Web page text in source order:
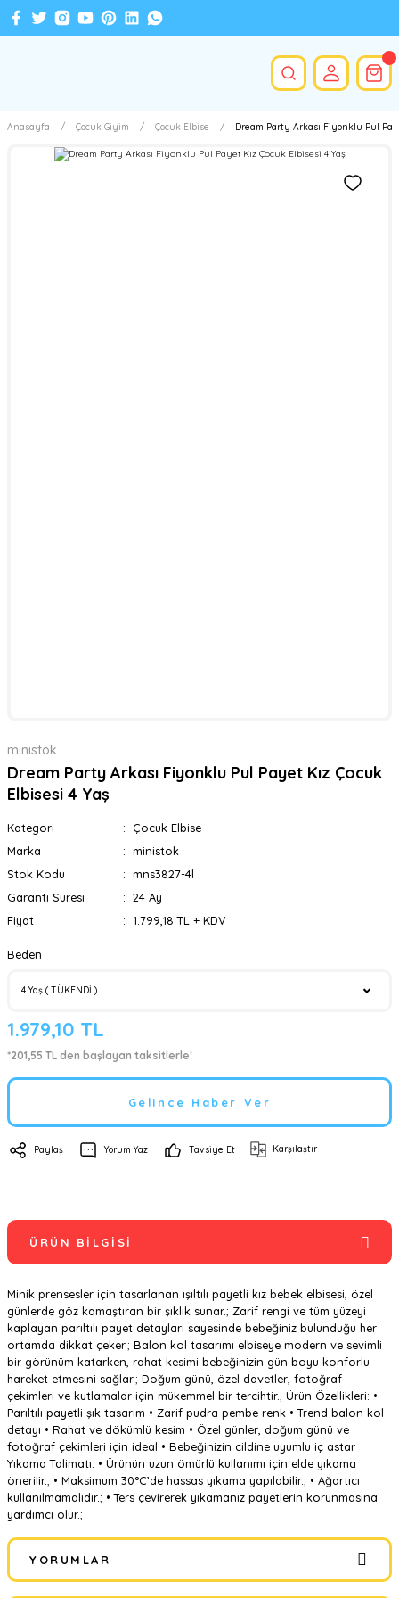
Anasayfa Çocuk Giyim Çocuk Elbise Dream Party Arkası Fiyonklu Pul
ministok
Dream Party Arkası Fiyonklu Pul Payet Kız Çocuk
Elbisesi 4 Yaş
Kategori
Çocuk Elbise
Marka
ministok
Stok Kodu
mns3827-4l
Garanti Süresi
24 Ay
Fiyat
1.799,18 TL + KDV
Beden
1.979,10 TL
*201,55 TL den başlayan taksitlerle!
Gelince Haber Ver
Paylaş Yorum Yaz Tavsiye Et Karşılaştır
ÜRÜN BILGISI
Minik prensesler için tasarlanan ışıltılı payetli kız bebek elbisesi, özel
günlerde göz kamaştıran bir şıklık sunar.; Zarif rengi ve tüm yüzeyi
kaplayan parıltılı payet detayları sayesinde bebeğiniz bulunduğu her
ortamda dikkat çeker.; Balon kol tasarımı elbiseye modern ve sevimli
bir görünüm katarken, rahat kesimi bebeğinizin gün boyu konforlu
hareket etmesini sağlar.; Doğum günü, özel davetler, fotoğraf
çekimleri ve kutlamalar için mükemmel bir tercihtir.; Ürün Özellikleri: •
Parıltılı payetli şık tasarım • Zarif pudra pembe renk • Trend balon kol
detayı • Rahat ve dökümlü kesim • Özel günler, doğum günü ve
fotoğraf çekimleri için ideal • Bebeğinizin cildine uyumlu iç astar
Yıkama Talimatı: • Ürünün uzun ömürlü kullanımı için elde yıkama
önerilir.; • Maksimum 30°C’de hassas yıkama yapılabilir.; • Ağartıcı
kullanılmamalıdır.; • Ters çevirerek yıkamanız payetlerin korunmasına
yardımcı olur.;
YORUMLAR